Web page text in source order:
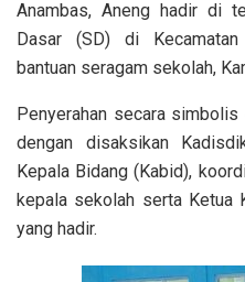
Anambas, Aneng hadir di
Dasar (SD) di
bantuan seragam sekolah,
Penyerahan secara
dengan disaksikan
Kepala Bidang (Kabid),
kepala sekolah serta Ketua
yang hadir.